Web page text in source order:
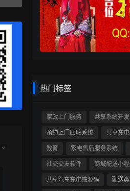
热门标签
家政上门服务 共享系统开发
预约上门回收系统 共享充
教育 家电售后服务系统
社交交友软件 商城配送小
共享汽车充电桩源码 配送